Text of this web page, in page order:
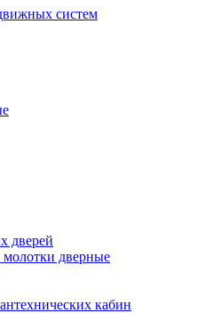
систем
дверей
дверные
кабин